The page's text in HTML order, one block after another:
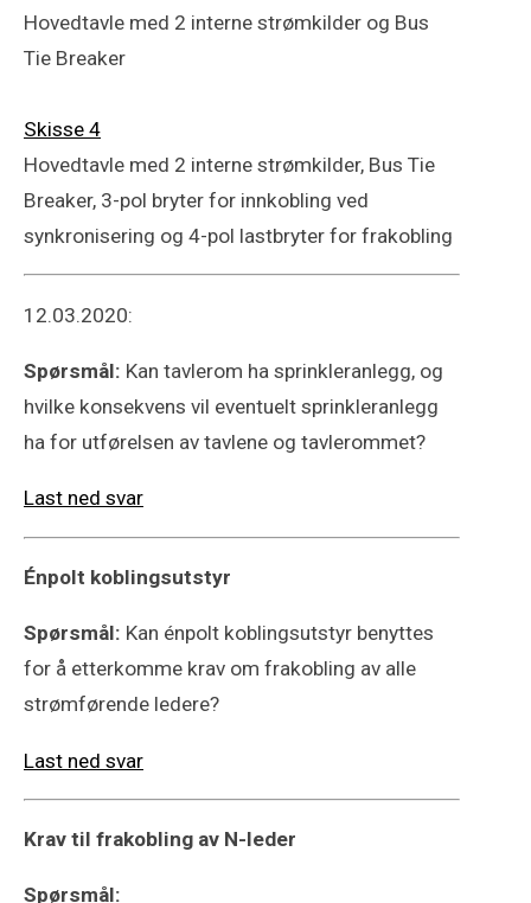
Hovedtavle med 2 interne strømkilder og Bus
Tie Breaker
Skisse 4
Hovedtavle med 2 interne strømkilder, Bus Tie
Breaker, 3-pol bryter for innkobling ved
synkronisering og 4-pol lastbryter for frakobling
12.03.2020:
Spørsmål: Kan tavlerom ha sprinkleranlegg, og
hvilke konsekvens vil eventuelt sprinkleranlegg
ha for utførelsen av tavlene og tavlerommet?
Last ned svar
Énpolt koblingsutstyr
Spørsmål: Kan énpolt koblingsutstyr benyttes
for å etterkomme krav om frakobling av alle
strømførende ledere?
Last ned svar
Krav til frakobling av N-leder
Spørsmål: